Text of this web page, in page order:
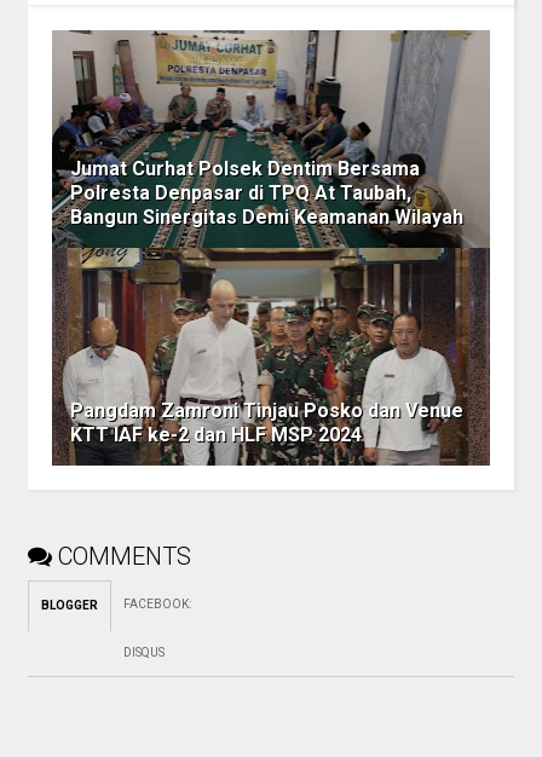
Jumat Curhat Polsek Dentim Bersama
Polresta Denpasar di TPQ At Taubah,
Bangun Sinergitas Demi Keamanan Wilayah
Pangdam Zamroni Tinjau Posko dan Venue
KTT IAF ke-2 dan HLF MSP 2024
COMMENTS
BLOGGER FACEBOOK:
DISQUS